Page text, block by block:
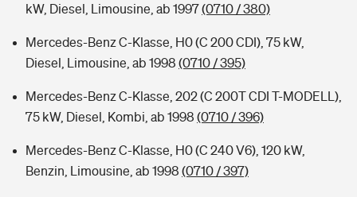
kW, Diesel, Limousine, ab 1997(0710 / 380)
Mercedes-Benz C-Klasse, H0 (C 200 CDI), 75 kW,
Diesel, Limousine, ab 1998 (0710 / 395)
Mercedes-Benz C-Klasse, 202 (C 200T CDI T-MODELL),
75 kW, Diesel, Kombi, ab 1998 (0710 / 396)
Mercedes-Benz C-Klasse, H0 (C 240 V6), 120 kW,
Benzin, Limousine, ab 1998 (0710 / 397)